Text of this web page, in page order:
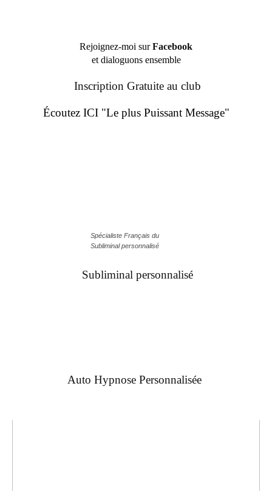
Rejoignez-moi surFacebook
et dialoguons ensemble
Inscription Gratuite au club
Écoutez ICI "Le plus Puissant Message"
Spécialiste Français du
Subliminal personnalisé
Subliminal personnalisé
Auto Hypnose Personnalisée